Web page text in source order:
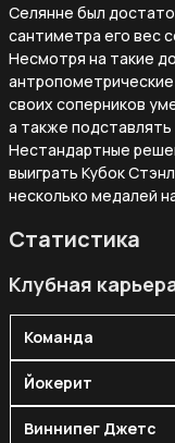
Селянне был
сантиметра его вес
Несмотря на такие
своих соперников
а также
Нестандартные
выиграть Кубок
несколько медалей
Статистика
Клубная
Команда
Йокерит
Виннипег Джетс